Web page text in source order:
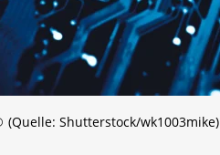
(Quelle: Shutterstock/wk1003mike)